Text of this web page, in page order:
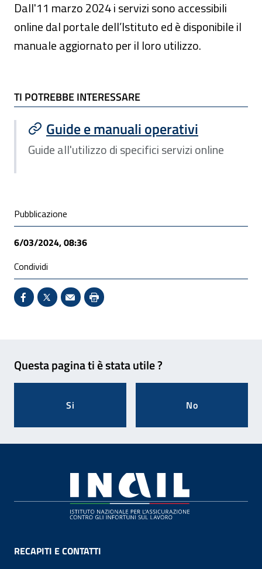
Dall'11 marzo 2024 i servizi sono accessibili
online dal portale dell’Istituto ed è disponibile il
manuale aggiornato per il loro utilizzo.
TI POTREBBE INTERESSARE
TI POTREBBE INTERESSARE
Guide e manuali operativi
Guide all'utilizzo di specifici servizi online
Condivisione social
Pubblicazione
6/03/2024, 08:36
Condividi
Condividi su Facebook - Sito esterno - Apertura in
X - Sito esterno - Apertura in nuova finestra
Invio Mail: apre il programma di posta
Stampa pagina: scelta meno
Questa pagina ti è stata utile ?
Si No
RECAPITI E CONTATTI